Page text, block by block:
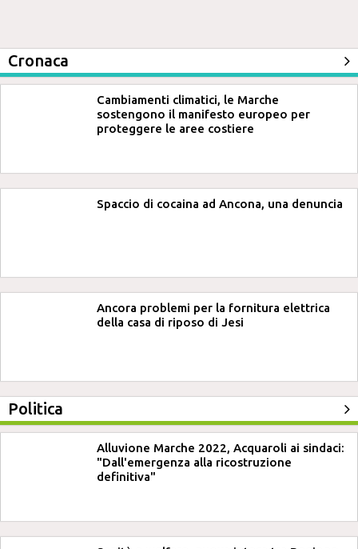
Cronaca
Cambiamenti climatici, le Marche
sostengono il manifesto europeo per
proteggere le aree costiere
Spaccio di cocaina ad Ancona, una denuncia
Ancora problemi per la fornitura elettrica
della casa di riposo di Jesi
Politica
Alluvione Marche 2022, Acquaroli ai sindaci:
"Dall'emergenza alla ricostruzione
definitiva"